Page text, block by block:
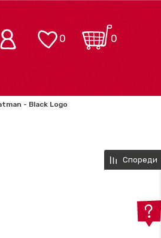
0
0
- Black Logo
Спореди